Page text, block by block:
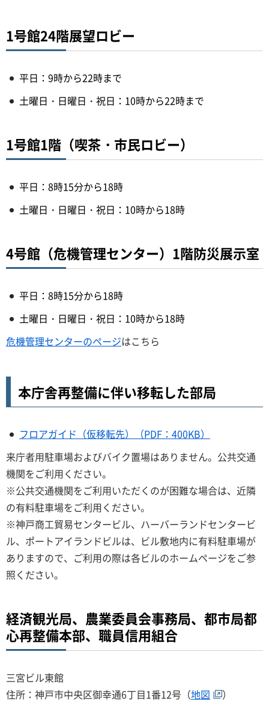
1号館24階展望ロビー
平日：9時から22時まで
土曜日・日曜日・祝日：10時から22時まで
1号館1階（喫茶・市民ロビー）
平日：8時15分から18時
土曜日・日曜日・祝日：10時から18時
4号館（危機管理センター）1階防災展示室
平日：8時15分から18時
土曜日・日曜日・祝日：10時から18時
危機管理センターのページはこちら
本庁舎再整備に伴い移転した部局
フロアガイド（仮移転先）（PDF：400KB）
来庁者用駐車場およびバイク置場はありません。公共交通
機関をご利用ください。
※公共交通機関をご利用いただくのが困難な場合は、近隣
の有料駐車場をご利用ください。
※神戸商工貿易センタービル、ハーバーランドセンタービ
ル、ポートアイランドビルは、ビル敷地内に有料駐車場が
ありますので、ご利用の際は各ビルのホームページをご参
照ください。
経済観光局、農業委員会事務局、都市局都
心再整備本部、職員信用組合
三宮ビル東館
住所：神戸市中央区御幸通6丁目1番12号（地図 ）